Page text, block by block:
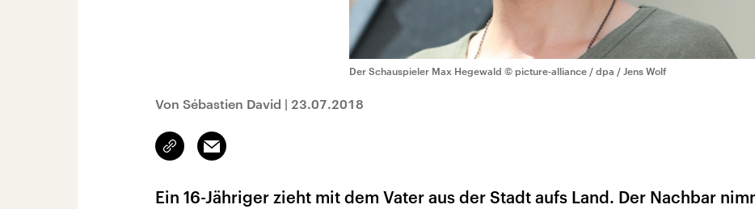
Der Schauspieler Max Hegewald © picture-alliance / dpa / Jens Wolf
Von Sébastien David | 23.07.2018
Link
kopieren/teilen
Email
Ein 16-Jähriger zieht mit dem Vater aus der Stadt aufs Land. Der Nachbar